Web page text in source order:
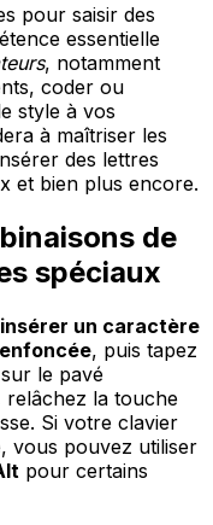
pour saisir des
essentielle
, notamment
coder ou
style à vos
à maîtriser les
des lettres
et bien plus encore.
de
spéciaux
insérer un caractère
, puis tapez
le pavé
relâchez la touche
Si votre clavier
vous pouvez utiliser
pour certains